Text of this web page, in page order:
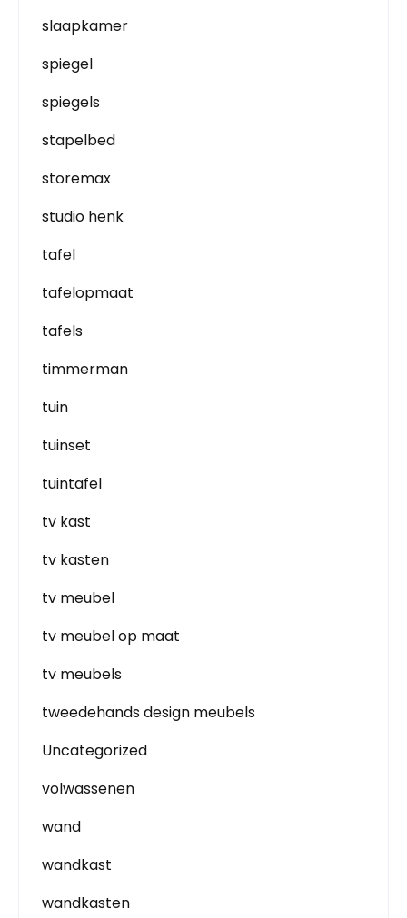
slaapkamer
spiegel
spiegels
stapelbed
storemax
studio henk
tafel
tafelopmaat
tafels
timmerman
tuin
tuinset
tuintafel
tv kast
tv kasten
tv meubel
tv meubel op maat
tv meubels
tweedehands design meubels
Uncategorized
volwassenen
wand
wandkast
wandkasten